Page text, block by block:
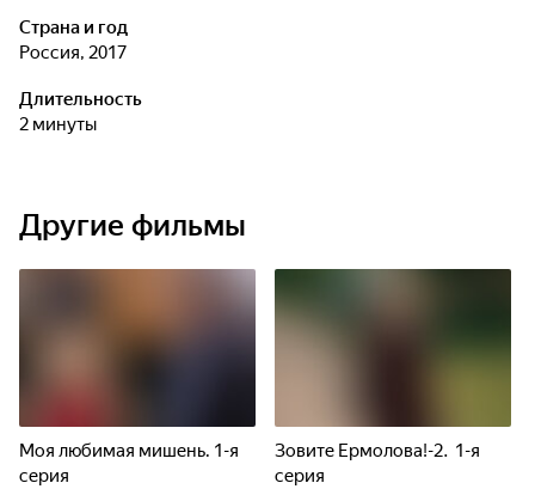
Страна и год
Россия, 2017
Длительность
2 минуты
Другие фильмы
Моя любимая мишень. 1-я
серия
Зовите Ермолова!-2. 1-я
серия